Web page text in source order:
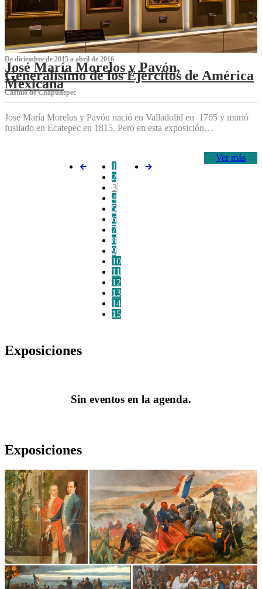
De diciembre de 2015 a abril de 2016
José María Morelos y Pavón,
Generalísimo de los Ejércitos de América
Mexicana
C‌astillo de Chapultepec
José María Morelos y Pavón nació en Valladolid en 1765 y murió
fusilado en Ecatepec en 1815. Pero en esta exposición…
Ver más
1
2
3
4
5
6
7
8
9
10
11
12
13
14
15
Exposiciones
Sin eventos en la agenda.
Exposiciones